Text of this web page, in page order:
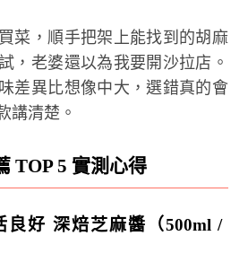
菜，順手把架上能找到的胡麻
，老婆還以為我要開沙拉店。
差異比想像中大，選錯真的會
講清楚。
TOP 5 實測心得
良好 深焙芝麻醬（500ml /